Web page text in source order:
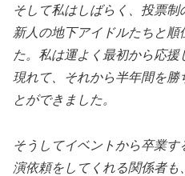
そして私はしばらく、投票
新人の地下アイドルたちと
た。私は運よく最初から応
現れて、それから半年間を勝
とができました。
そうしてイベントから卒業
演依頼をしてくれる関係者